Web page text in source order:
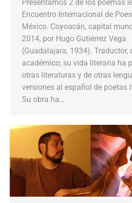
Presentamos 2 de los poemas
Encuentro Internacional de
México. Coyoacán, capital
2014, por Hugo Gutiérrez Vega
(Guadalajara, 1934). Traductor,
académico; su vida literaria ha
otras literaturas y de otras
versiones al español de poetas
Su obra ha…